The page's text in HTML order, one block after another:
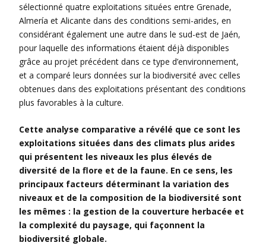
sélectionné quatre exploitations situées entre Grenade,
Almería et Alicante dans des conditions semi-arides, en
considérant également une autre dans le sud-est de Jaén,
pour laquelle des informations étaient déjà disponibles
grâce au projet précédent dans ce type d’environnement,
et a comparé leurs données sur la biodiversité avec celles
obtenues dans des exploitations présentant des conditions
plus favorables à la culture.
Cette analyse comparative a révélé que ce sont les
exploitations situées dans des climats plus arides
qui présentent les niveaux les plus élevés de
diversité de la flore et de la faune. En ce sens, les
principaux facteurs déterminant la variation des
niveaux et de la composition de la biodiversité sont
les mêmes : la gestion de la couverture herbacée et
la complexité du paysage, qui façonnent la
biodiversité globale.